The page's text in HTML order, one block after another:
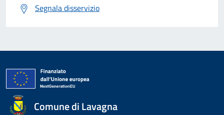
Segnala disservizio
Comune di Lavagna